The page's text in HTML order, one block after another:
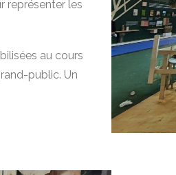
représenter les
au cours
public. Un